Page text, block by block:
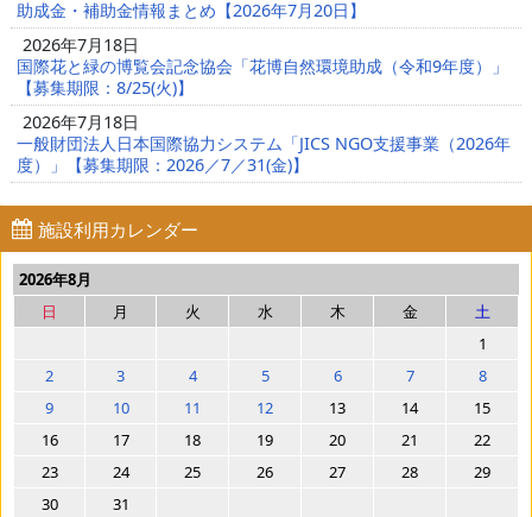
助成金・補助金情報まとめ【2026年7月20日】
2026年7月18日
国際花と緑の博覧会記念協会「花博自然環境助成（令和9年度）」
【募集期限：8/25(火)】
2026年7月18日
一般財団法人日本国際協力システム「JICS NGO支援事業（2026年
度）」【募集期限：2026／7／31(金)】
施設利用カレンダー
2026年8月
日
月 火 水 木 金
土
1
2
3 4 5 6 7
8
9
10 11 12 13 14
15
16
17 18 19 20 21
22
23
24 25 26 27 28
29
30
31